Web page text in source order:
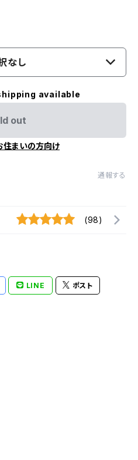
なし
available
out
住まいの方向け
通報する
(98)
LINE ポスト